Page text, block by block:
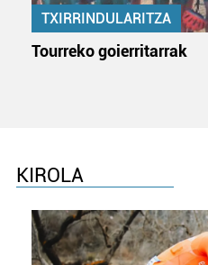
TXIRRINDULARITZA
Tourreko goierritarrak
KIROLA